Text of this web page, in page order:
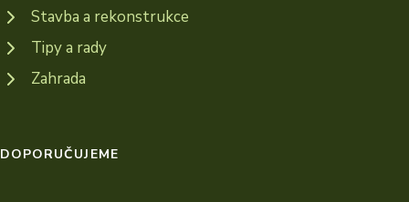
Stavba a rekonstrukce
Tipy a rady
Zahrada
DOPORUČUJEME